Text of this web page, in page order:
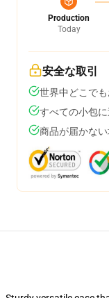
Production
Today
安全な取引
世界中どこで
すべての小包
商品が届かな